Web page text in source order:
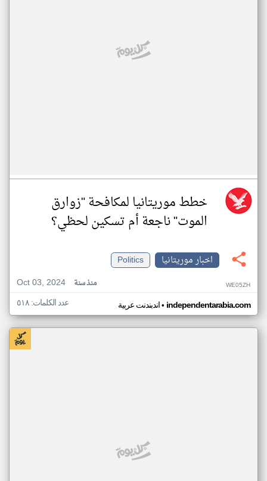
خطط موريتانيا لمكافحة "زوارق
الموت" ناجعة أم تسكين لحظي؟
اخبار موريتانيا
Politics
Oct 03, 2024
منذ سنة WE05ZH
اندبندنت عربية• independentarabia.com عدد الكلمات: ٥١٨